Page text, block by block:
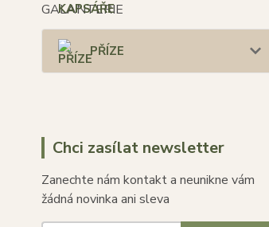
GALANTERIE
PŘÍZE
Chci zasílat newsletter
Zanechte nám kontakt a neunikne vám
žádná novinka ani sleva